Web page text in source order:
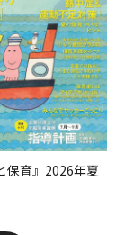
保育』2026年夏